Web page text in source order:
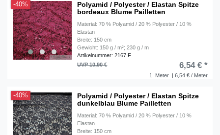
-40%
Polyamid / Polyester / Elastan Spitze
bordeaux Blume Pailletten
Material: 70 % Polyamid / 20 % Polyester / 10 %
Elastan
Breite: 150 cm
Gewicht: 150 g / m²; 230 g / m
Artikelnummer: 2167 F
1 Meter | 6,54 € / Meter
UVP 10,90 € 6,54 € *
-40%
Polyamid / Polyester / Elastan Spitze
dunkelblau Blume Pailletten
Material: 70 % Polyamid / 20 % Polyester / 10 %
Elastan
Breite: 150 cm